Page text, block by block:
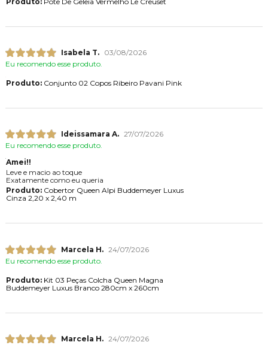
Isabela T.
03/08/2026
Eu recomendo esse produto.
Produto:Conjunto 02 Copos Ribeiro Pavani Pink
Ideissamara A. 27/07/2026
Eu recomendo esse produto.
Amei!!
Leve e macio ao toque
Exatamente como eu queria
Produto:Cobertor Queen Alpi Buddemeyer Luxus
Cinza 2,20 x 2,40 m
Marcela H. 24/07/2026
Eu recomendo esse produto.
Produto:Kit 03 Peças Colcha Queen Magna
Buddemeyer Luxus Branco 280cm x 260cm
Marcela H. 24/07/2026